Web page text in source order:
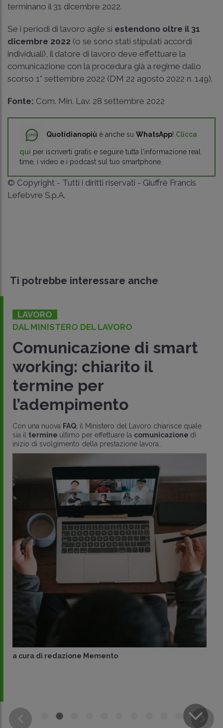
CONDIVIDI
terminano il 31 dicembre 2022.
Se i periodi di lavoro agile si estendono oltre il 31
dicembre 2022 (o se sono stati stipulati accordi
individuali), il datore di lavoro deve effettuare la
comunicazione con la procedura già a regime dallo
scorso 1° settembre 2022 (DM 22 agosto 2022 n. 149).
Fonte: Com. Min. Lav. 28 settembre 2022
Quotidianopiù è anche su WhatsApp! Clicca
qui per iscriverti gratis e seguire tutta l'informazione real
time, i video e i podcast sul tuo smartphone.
© Copyright - Tutti i diritti riservati - Giuffrè Francis
Lefebvre S.p.A.
Ti potrebbe interessare anche
LAVORO
DAL MINISTERO DEL LAVORO
Comunicazione di smart
working: chiarito il
termine per
l’adempimento
Con una nuova FAQ , il Ministero del Lavoro chiarisce quale
sia il termine ultimo per effettuare la comunicazione di
inizio di svolgimento della prestazione lavora..
a cura di redazione Memento